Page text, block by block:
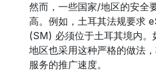
然而，一些国家/地区的安全
高。例如，土耳其法规要求
(SM) 必须位于土耳其境内
地区也采用这种严格的做法
服务的推广速度。